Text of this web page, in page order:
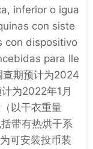
inferior o igua
con siste
con dispositivo
para lle
查期预计为2024
为2022年1月
以干衣重量
带有热烘干系
可安装投币装